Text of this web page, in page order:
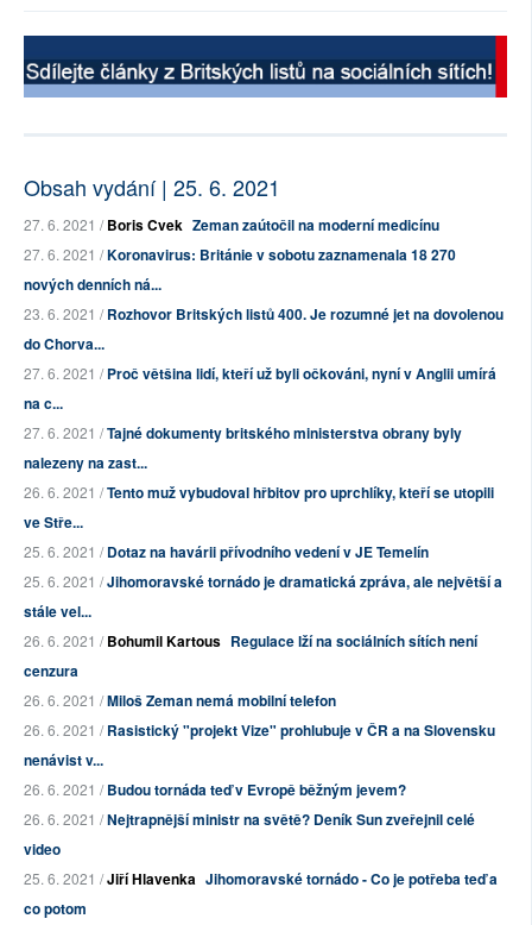
Obsah vydání | 25. 6. 2021
27. 6. 2021 /Boris Cvek Zeman zaútočil na moderní medicínu
27. 6. 2021 /Koronavirus: Británie v sobotu zaznamenala 18 270
nových denních ná...
23. 6. 2021 /Rozhovor Britských listů 400. Je rozumné jet na dovolenou
do Chorva...
27. 6. 2021 /Proč většina lidí, kteří už byli očkováni, nyní v Anglii umírá
na c...
27. 6. 2021 /Tajné dokumenty britského ministerstva obrany byly
nalezeny na zast...
26. 6. 2021 /Tento muž vybudoval hřbitov pro uprchlíky, kteří se utopili
ve Stře...
25. 6. 2021 /Dotaz na havárii přívodního vedení v JE Temelín
25. 6. 2021 /Jihomoravské tornádo je dramatická zpráva, ale největší a
stále vel...
26. 6. 2021 /Bohumil Kartous Regulace lží na sociálních sítích není
cenzura
26. 6. 2021 /Miloš Zeman nemá mobilní telefon
26. 6. 2021 /Rasistický "projekt Vize" prohlubuje v ČR a na Slovensku
nenávist v...
26. 6. 2021 /Budou tornáda teď v Evropě běžným jevem?
26. 6. 2021 /Nejtrapnější ministr na světě? Deník Sun zveřejnil celé
video
25. 6. 2021 /Jiří Hlavenka Jihomoravské tornádo - Co je potřeba teď a
co potom